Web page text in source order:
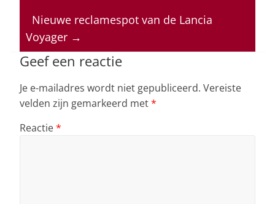
p
p
o
o
k
n s
Nieuwe reclamespot van de Lancia
Voyager →
Geef een reactie
Je e-mailadres wordt niet gepubliceerd. Vereiste
velden zijn gemarkeerd met*
Reactie*